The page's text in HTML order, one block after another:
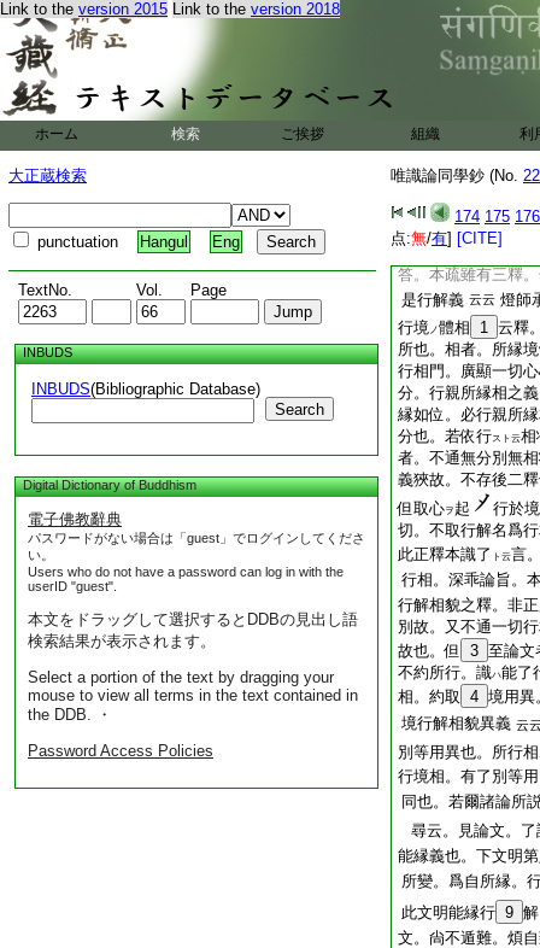
Link to the version 2015 Link to the version 2018
ホーム 検索 ご挨拶 組織 利
大正蔵検索
punctuation Hangul Eng
TextNo. Vol. Page
INBUDS
INBUDS(Bibliographic Database)
Search
Digital Dictionary of Buddhism
電子佛教辭典
パスワードがない場合は「guest」でログインしてくださ
い。
Users who do not have a password can log in with the
userID "guest".
本文をドラッグして選択するとDDBの見出し語
検索結果が表示されます。
Select a portion of the text by dragging your
mouse to view all terms in the text contained in
the DDB. ・
Password Access Policies
唯識論同學鈔 (No.
174 175 176
点:無/有] [CITE]
了謂了別
問。疏中
34
釋了
釋。以何釋爲正 35
不同一行相。唯識ニ
若以行 36 相。名
義。豈云行相異耶
等。作用各異故
行相也。若爾以行
依之諸師擧存
答。本疏雖有三釋
是行解義 云云 燈師
行境ノ體相 1 云釋
所也。相者。所縁
行相門。廣顯一切
分。行親所縁相之
縁如位。必行親所
分也。若依行スト云相
者。不通無分別無
義狹故。不存後二
但取心ヲ 起
行於
切。不取行解名爲
此正釋本識了 ト云言
行相。深乖論旨。
行解相貌之釋。非
別故。又不通一切
故也。但
3 至論文
不約所行。識ハ能了
相。約取 4 境用異
境行解相貌異義 云
別等用異也。所行相
行境相。有了別等
同也。若爾諸論所
尋云。見論文。
能縁義也。下文明
所變。爲自所縁。
此文明能縁行 9 解
文。尙不遁難。煩